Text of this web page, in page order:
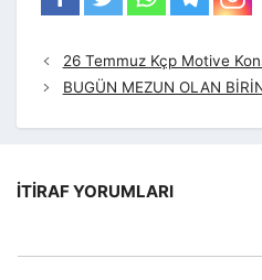
26 Temmuz Kçp Motive
BUGÜN MEZUN OLAN
İTIRAF YORUMLARI